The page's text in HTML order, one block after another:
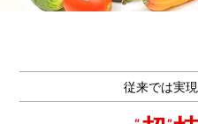
従来では実